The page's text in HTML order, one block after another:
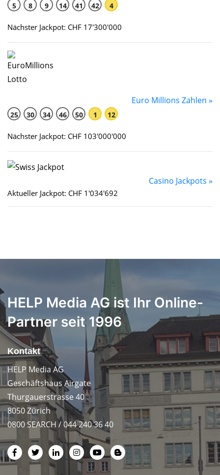
5 8 9 14 41 42 4
Nächster Jackpot: CHF 17'300'000
Euro Millions Zahlen »
25 30 34 46 50 1 12
Nächster Jackpot: CHF 103'000'000
Casino Jackpots »
Aktueller Jackpot: CHF 1'034'692
HELP Media AG ist Ihr Online-
Partner seit 1996
Kontakt
HELP Media AG
Geschäftshaus Airgate
Thurgauerstrasse 40
8050 Zürich
0800 SEARCH / 044 240 36 40